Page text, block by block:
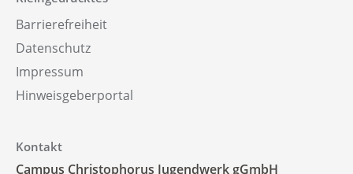
Barrierefreiheit
Datenschutz
Impressum
Hinweisgeberportal
Kontakt
Campus Christophorus Jugendwerk gGmbH